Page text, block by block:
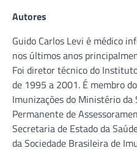
Autores
Guido Carlos Levi é médico
nos últimos anos
Foi diretor técnico do
de 1995 a 2001. É membro
Imunizações do Ministério da
Permanente de
Secretaria de Estado da
da Sociedade Brasileira de